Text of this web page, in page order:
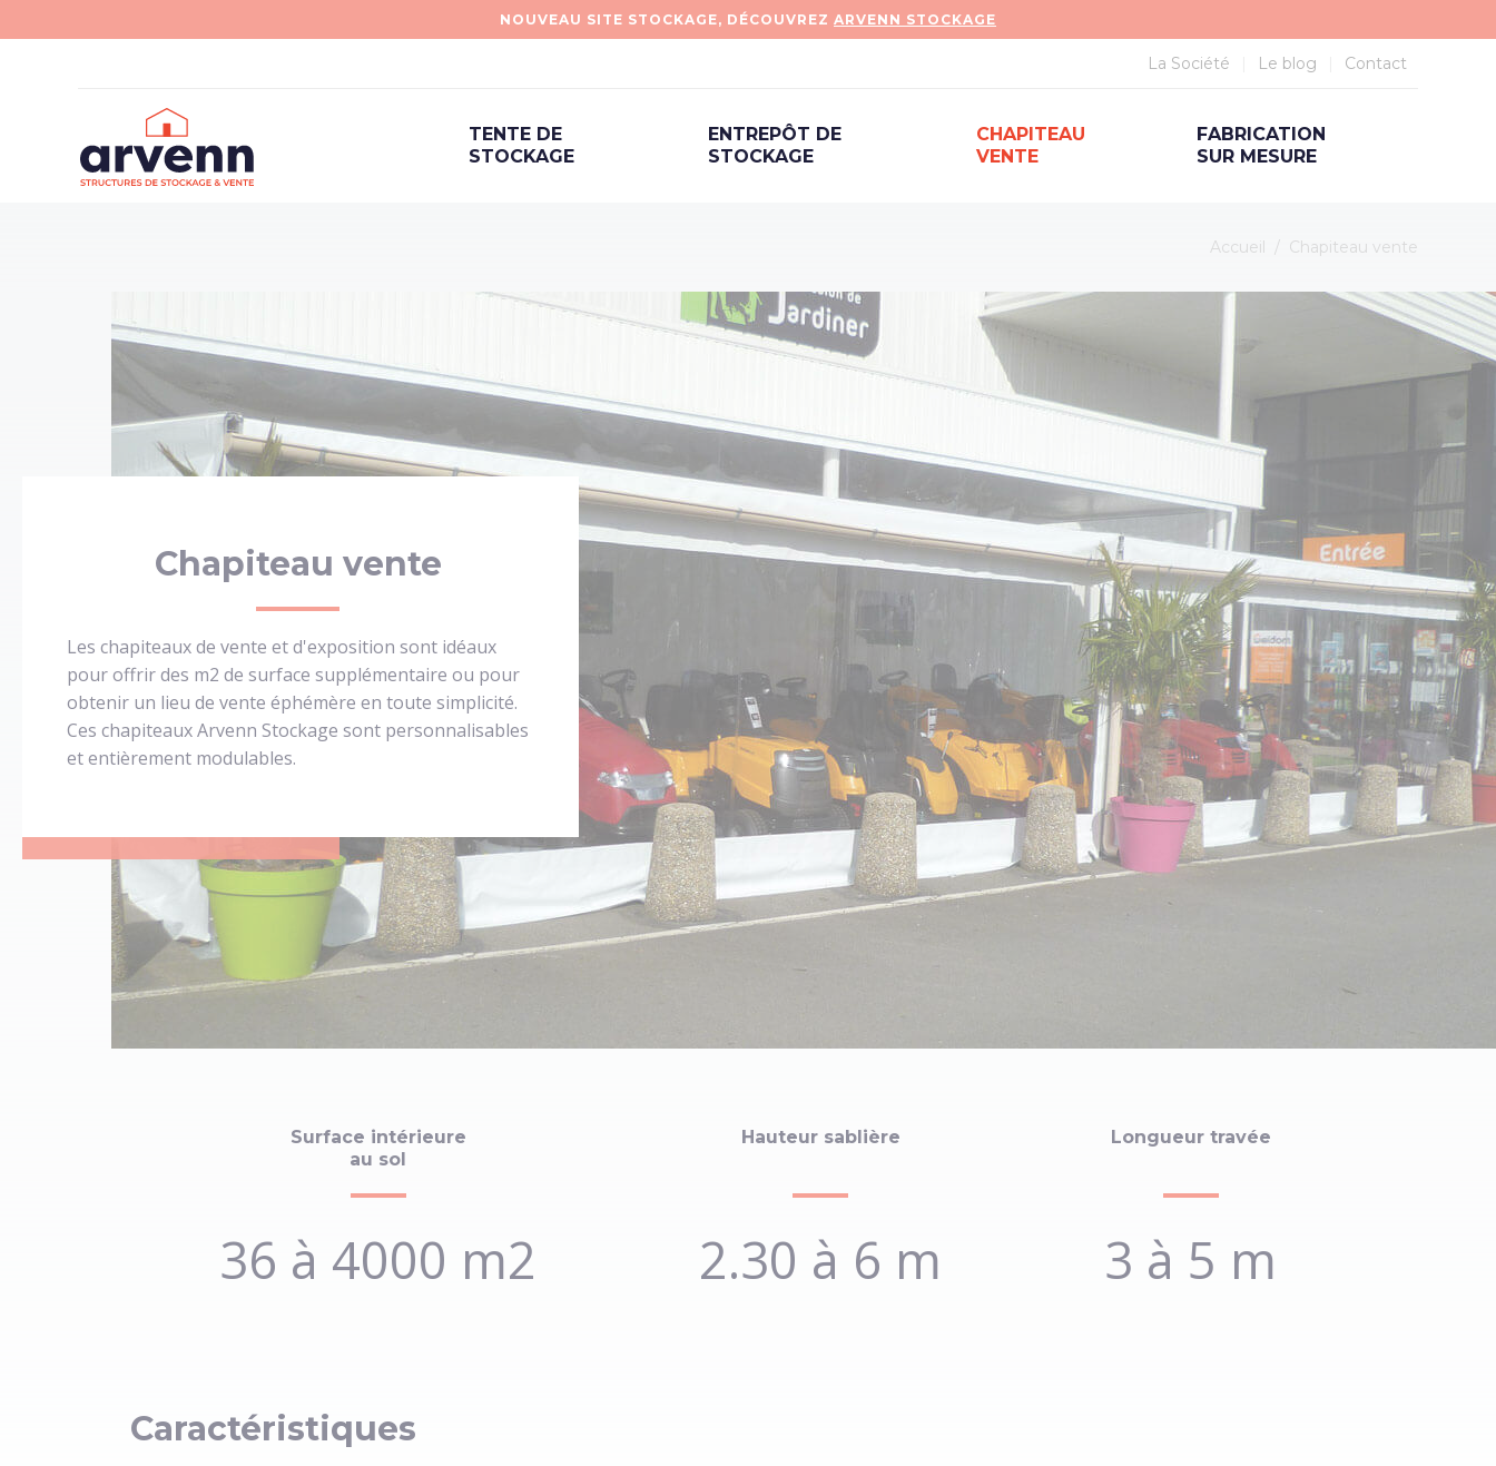
NOUVEAU SITE STOCKAGE, DÉCOUVREZ ARVENN STOCKAGE
La Société Le blog Contact
TENTE DE
STOCKAGE
ENTREPÔT DE
STOCKAGE
CHAPITEAU
VENTE
FABRICATION
SUR MESURE
Accueil / Chapiteau vente
Chapiteau vente
Les chapiteaux de vente et d'exposition sont idéaux
pour offrir des m2 de surface supplémentaire ou pour
obtenir un lieu de vente éphémère en toute simplicité.
Ces chapiteaux Arvenn Stockage sont personnalisables
et entièrement modulables.
Surface intérieure
au sol
36 à 4000 m2
Hauteur sablière
2.30 à 6 m
Longueur travée
3 à 5 m
Caractéristiques